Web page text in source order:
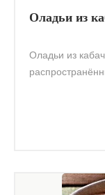
Оладьи из
Оладьи из